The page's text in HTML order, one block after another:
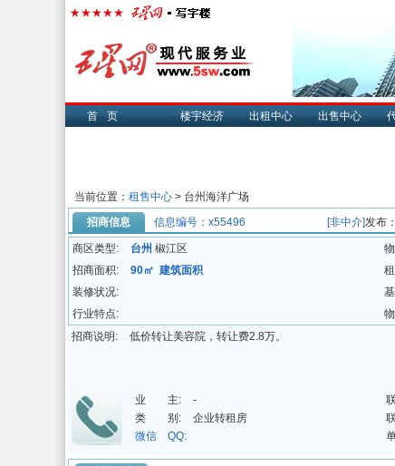
首页 楼宇经济 出租中心 出售中心
当前位置： 租售中心 > 台州海洋广场
招商信息
信息编号：x55496 [非中介]发布
商区类型: 台州 椒江区
招商面积:
90㎡ 建筑面积
装修状况:
行业特点:
招商说明:
低价转让美容院，转让费2.8万。
业 主: -
类 别:
企业转租房
微信 QQ: